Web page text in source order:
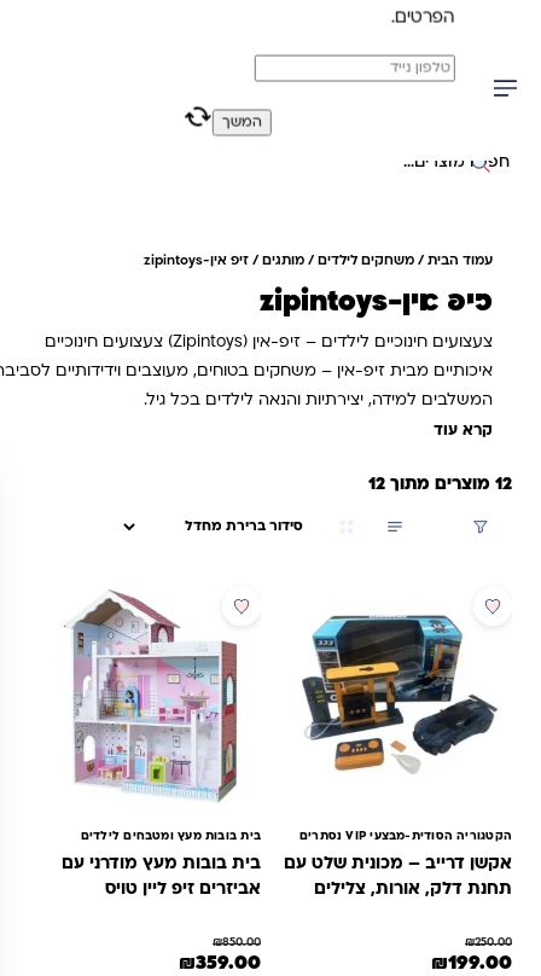
משלוח מהיר חינם בקניה מעל 299 ₪ (למעט ריהוט)
חיפוש באתר
עמוד הבית/משחקים לילדים/מותגים / זיפ אין-zipintoys
זיפ אין-zipintoys
צעצועים חינוכיים לילדים – זיפ-אין (Zipintoys) צעצועים חינוכיים
איכותיים מבית זיפ-אין – משחקים בטוחים, מעוצבים וידידותיים לסביבה,
המשלבים למידה, יצירתיות והנאה לילדים בכל גיל.
קרא עוד
סינון
הקטגוריה הסודית-מבצעי VIP נסתרים
אקשן דרייב – מכונית שלט עם
תחנת דלק, אורות, צלילים
₪250.00
המחיר המקורי היה: ₪250.00.
₪199.00 המחיר הנוכחי הוא: ₪199.00.
בית בובות מעץ ומטבחים לילדים
בית בובות מעץ מודרני עם
אביזרים זיפ ליין טויס
₪850.00
המחיר המקורי היה: ₪850.00.
₪359.00 המחיר הנוכחי הוא: ₪359.00.
הפרטים.
המשך